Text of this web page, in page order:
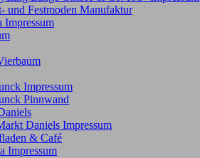
und Festmoden Manufaktur
Impressum
Impressum
Pinnwand
Daniels Impressum
& Café
Impressum